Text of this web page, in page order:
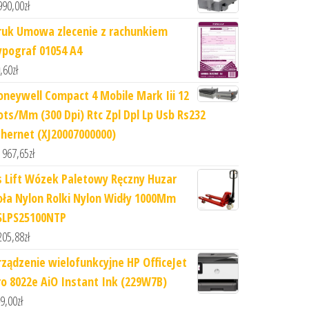
zł
Umowa zlecenie z rachunkiem
01054 A4
zł
Compact 4 Mobile Mark Iii 12
Mm (300 Dpi) Rtc Zpl Dpl Lp Usb Rs232
(XJ20007000000)
967,65zł
Lift Wózek Paletowy Ręczny Huzar
Nylon Rolki Nylon Widły 1000Mm
zł
wielofunkcyjne HP OfficeJet
8022e AiO Instant Ink (229W7B)
zł